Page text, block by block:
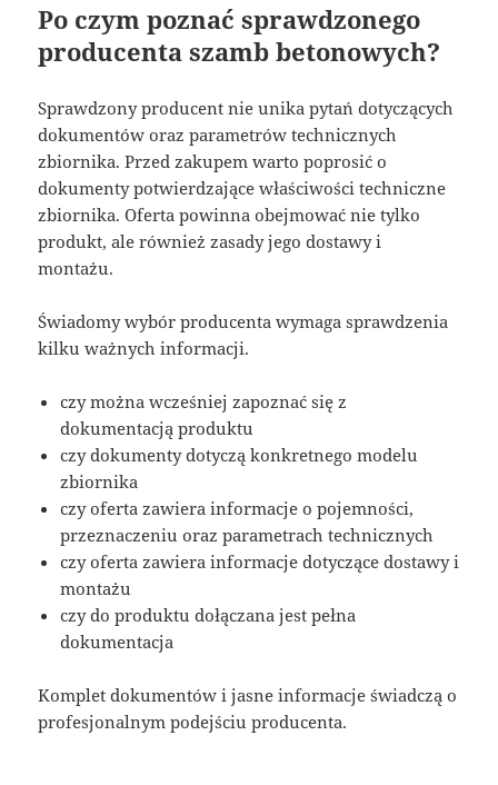
Po czym poznać sprawdzonego
producenta szamb betonowych?
Sprawdzony producent nie unika pytań dotyczących
dokumentów oraz parametrów technicznych
zbiornika. Przed zakupem warto poprosić o
dokumenty potwierdzające właściwości techniczne
zbiornika. Oferta powinna obejmować nie tylko
produkt, ale również zasady jego dostawy i
montażu.
Świadomy wybór producenta wymaga sprawdzenia
kilku ważnych informacji.
czy można wcześniej zapoznać się z
dokumentacją produktu
czy dokumenty dotyczą konkretnego modelu
zbiornika
czy oferta zawiera informacje o pojemności,
przeznaczeniu oraz parametrach technicznych
czy oferta zawiera informacje dotyczące dostawy i
montażu
czy do produktu dołączana jest pełna
dokumentacja
Komplet dokumentów i jasne informacje świadczą o
profesjonalnym podejściu producenta.